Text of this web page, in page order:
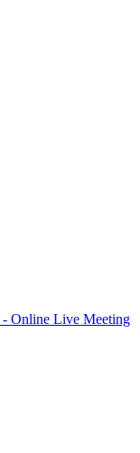
- Online Live Meeting